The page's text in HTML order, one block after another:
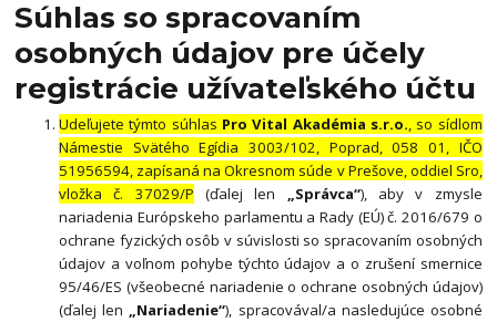
Súhlas so spracovaním
osobných údajov pre účely
registrácie užívateľského účtu
Udeľujete týmto súhlas Pro Vital Akadémia s.r.o., so sídlom
Námestie Svätého Egídia 3003/102, Poprad, 058 01, IČO
51956594, zapísaná na Okresnom súde v Prešove, oddiel Sro,
vložka č. 37029/P (ďalej len „Správca“), aby v zmysle
nariadenia Európskeho parlamentu a Rady (EÚ) č. 2016/679 o
ochrane fyzických osôb v súvislosti so spracovaním osobných
údajov a voľnom pohybe týchto údajov a o zrušení smernice
95/46/ES (všeobecné nariadenie o ochrane osobných údajov)
(ďalej len „Nariadenie“), spracovával/a nasledujúce osobné